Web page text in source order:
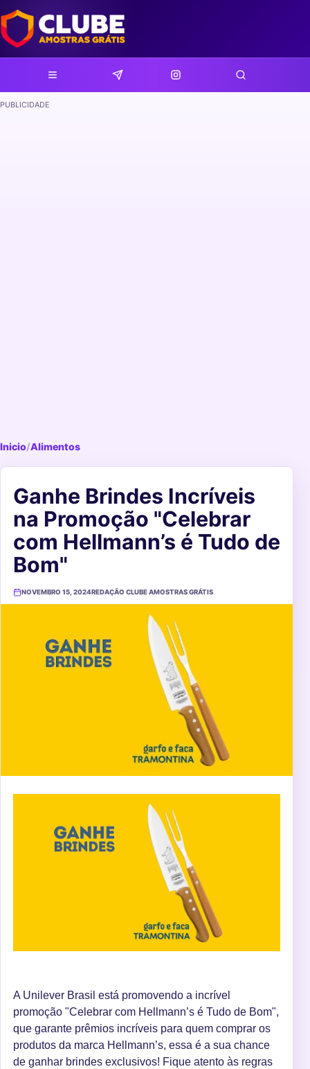
PUBLICIDADE
Inicio/Alimentos
Ganhe Brindes Incríveis
na Promoção "Celebrar
com Hellmann’s é Tudo de
Bom"
NOVEMBRO 15, 2024REDAÇÃO CLUBE AMOSTRAS GRÁTIS
A Unilever Brasil está promovendo a incrível
promoção "Celebrar com Hellmann’s é Tudo de Bom",
que garante prêmios incríveis para quem comprar os
produtos da marca Hellmann’s, essa é a sua chance
de ganhar brindes exclusivos! Fique atento às regras